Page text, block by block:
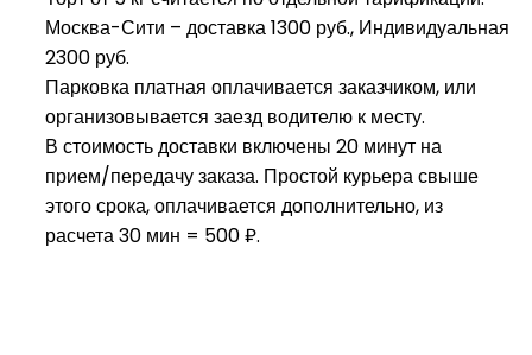
Москва-Сити – доставка 1300 руб., Индивидуальная
2300 руб.
Парковка платная оплачивается заказчиком, или
организовывается заезд водителю к месту.
В стоимость доставки включены 20 минут на
прием/передачу заказа. Простой курьера свыше
этого срока, оплачивается дополнительно, из
расчета 30 мин = 500 ₽.